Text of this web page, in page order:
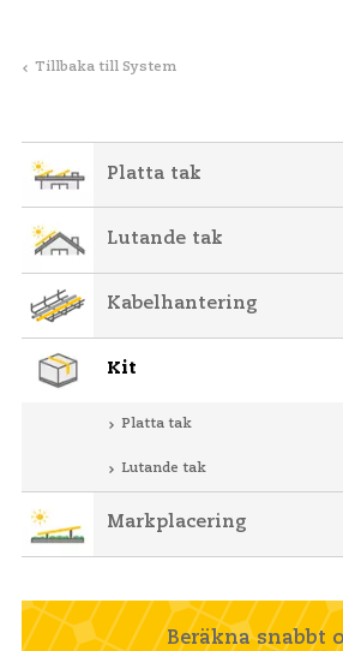
Tillbaka till System
Platta tak
Lutande tak
Kabelhantering
Kit
Platta tak
Lutande tak
Markplacering
Beräkna snabbt